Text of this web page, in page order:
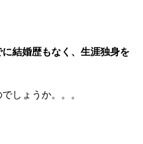
結婚歴もなく、生涯独身を
しょうか。。。